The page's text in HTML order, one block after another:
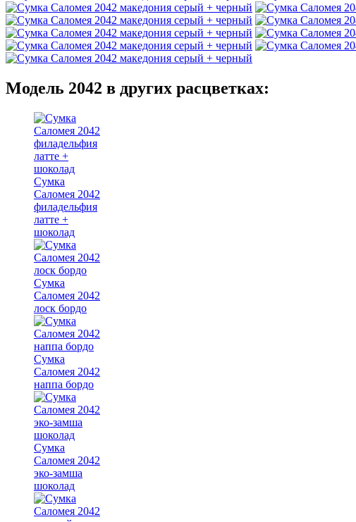
Модель 2042 в других расцветках:
Сумка
Саломея 2042
филадельфия
латте +
шоколад
Сумка
Саломея 2042
лоск бордо
Сумка
Саломея 2042
наппа бордо
Сумка
Саломея 2042
эко-замша
шоколад